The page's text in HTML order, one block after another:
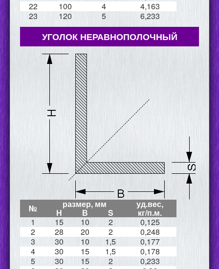
22
100 4
4,163
23
120 5 6,233
УГОЛОК НЕРАВНОПОЛОЧНЫЙ
№ размер, мм уд.вес,
кг/п.м.
Н В
S
1
15 10 2
0,125
2
28 20 2
0,248
3
30 10 1,5
0,177
4
30 15 1,5
0,178
5
30 15 2
0,233